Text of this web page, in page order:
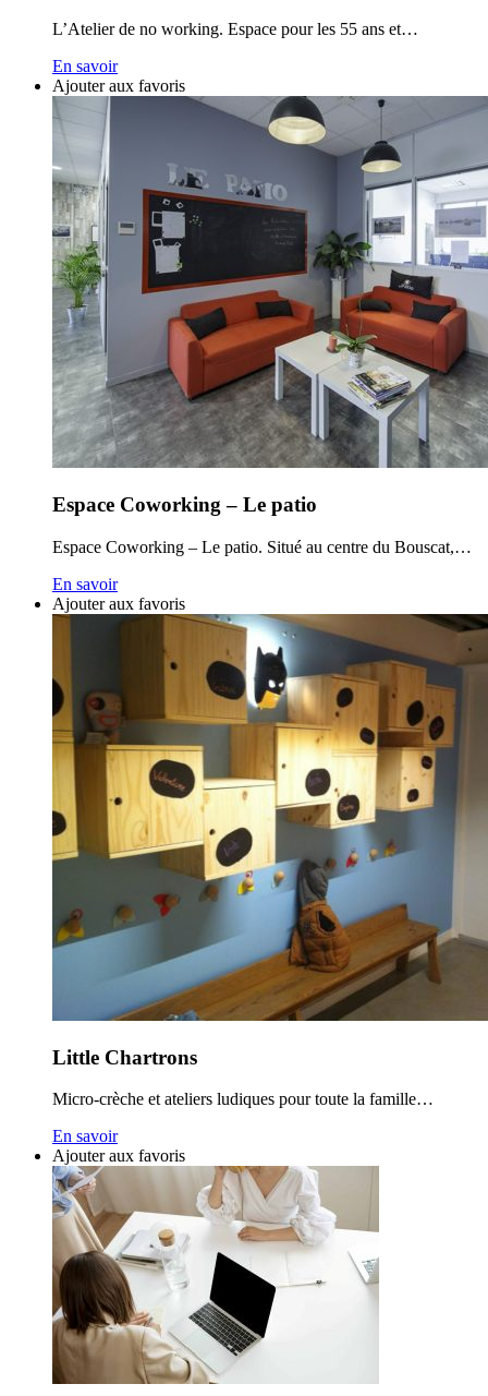
L’Atelier de no working. Espace pour les 55 ans et…
En savoir
Ajouter aux favoris
Espace Coworking – Le patio
Espace Coworking – Le patio. Situé au centre du Bouscat,…
En savoir
Ajouter aux favoris
Little Chartrons
Micro-crèche et ateliers ludiques pour toute la famille…
En savoir
Ajouter aux favoris